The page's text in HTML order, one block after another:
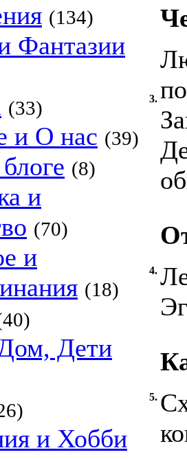
(134)
Фантазии
(33)
и О нас (39)
(8)
и
(70)
и
(18)
Дети
и Хобби
3.
4.
5.